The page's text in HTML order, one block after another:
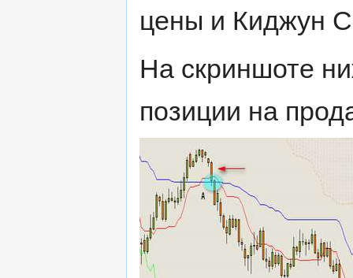
цены и Киджун
На скриншоте
позиции на